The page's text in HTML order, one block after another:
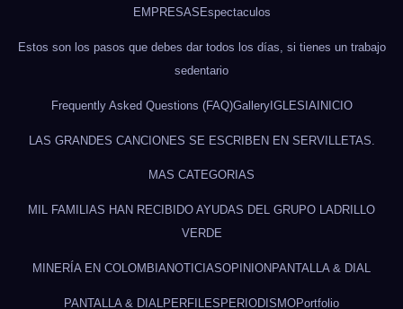
EMPRESAS Espectaculos
Estos son los pasos que debes dar todos los días, si tienes un trabajo
sedentario
Frequently Asked Questions (FAQ)GalleryIGLESIA INICIO
LAS GRANDES CANCIONES SE ESCRIBEN EN SERVILLETAS.
MAS CATEGORIAS
MIL FAMILIAS HAN RECIBIDO AYUDAS DEL GRUPO LADRILLO
VERDE
MINERÍA EN COLOMBIANOTICIASOPINION PANTALLA & DIAL
PANTALLA & DIAL PERFILES PERIODISMOPortfolio